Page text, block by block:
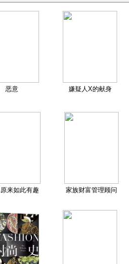
恶意 嫌疑人X的献身
来如此有趣 家族财富管理顾问